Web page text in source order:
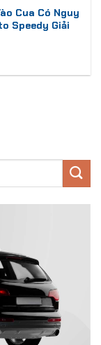
Cua Có Nguy
Speedy Giải